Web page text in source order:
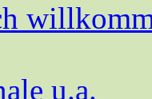
u.a.